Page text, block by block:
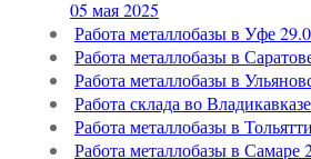
05 мая 2025
Работа металлобазы в Уфе
Работа металлобазы в
Работа металлобазы в
Работа склада во
Работа металлобазы в
Работа металлобазы в Самаре